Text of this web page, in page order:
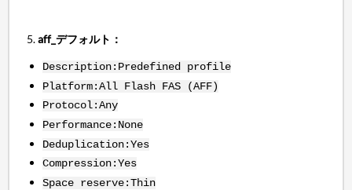
5.aff_デフォルト：
Description:Predefined profile
Platform:All Flash FAS (AFF)
Protocol:Any
Performance:None
Deduplication:Yes
Compression:Yes
Space reserve:Thin